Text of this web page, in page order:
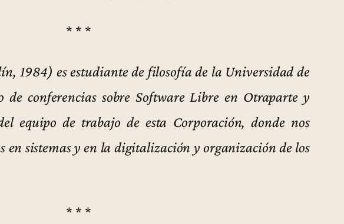
* * *
1984) es estudiante de filosofía de la Universidad de
conferencias sobre Software Libre en Otraparte y
equipo de trabajo de esta Corporación, donde nos
en sistemas y en la digitalización y organización de los
* * *